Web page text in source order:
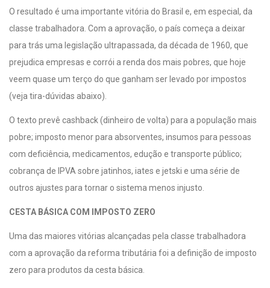
O resultado é uma importante vitória do Brasil e, em especial, da
classe trabalhadora. Com a aprovação, o país começa a deixar
para trás uma legislação ultrapassada, da década de 1960, que
prejudica empresas e corrói a renda dos mais pobres, que hoje
veem quase um terço do que ganham ser levado por impostos
(veja tira-dúvidas abaixo).
O texto prevê cashback (dinheiro de volta) para a população mais
pobre; imposto menor para absorventes, insumos para pessoas
com deficiência, medicamentos, edução e transporte público;
cobrança de IPVA sobre jatinhos, iates e jetski e uma série de
outros ajustes para tornar o sistema menos injusto.
CESTA BÁSICA COM IMPOSTO ZERO
Uma das maiores vitórias alcançadas pela classe trabalhadora
com a aprovação da reforma tributária foi a definição de imposto
zero para produtos da cesta básica.